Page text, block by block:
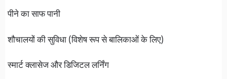
पीने का साफ पानी
शौचालयों की सुविधा (विशेष रूप से बालिकाओं के लिए)
स्मार्ट क्लासेज और डिजिटल लर्निंग